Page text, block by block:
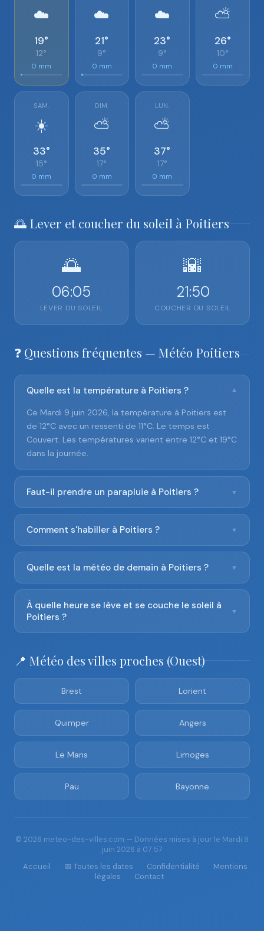
☁️
19°
12°
0 mm
☁️
21°
9°
0 mm
☁️
23°
9°
0 mm
⛅
26°
10°
0 mm
SAM.
☀️
33°
15°
0 mm
DIM.
⛅
35°
17°
0 mm
LUN.
⛅
37°
17°
0 mm
🌅 Lever et coucher du soleil à Poitiers
🌅
06:05
LEVER DU SOLEIL
🌇
21:50
COUCHER DU SOLEIL
❓ Questions fréquentes — Météo Poitiers
Quelle est la température à Poitiers ? ▼
Ce Mardi 9 juin 2026, la température à Poitiers est
de 12°C avec un ressenti de 11°C. Le temps est
Couvert. Les températures varient entre 12°C et 19°C
dans la journée.
Faut-il prendre un parapluie à Poitiers ? ▼
Comment s'habiller à Poitiers ? ▼
Quelle est la météo de demain à Poitiers ? ▼
À quelle heure se lève et se couche le soleil à
Poitiers ?
▼
📍 Météo des villes proches (Ouest)
Brest Lorient
Quimper Angers
Le Mans Limoges
Pau Bayonne
© 2026 meteo-des-villes.com — Données mises à jour le Mardi 9
juin 2026 à 07:57
Accueil
📅 Toutes les dates Confidentialité
Mentions
légales
Contact